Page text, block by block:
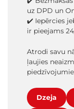
uz DPD un
✔️ Iepērcies
ir pieejams
Atrodi savu
ļaujies
Dzeja